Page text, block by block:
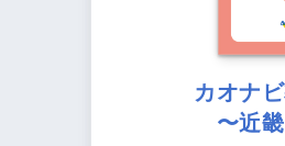
カオナ
〜近